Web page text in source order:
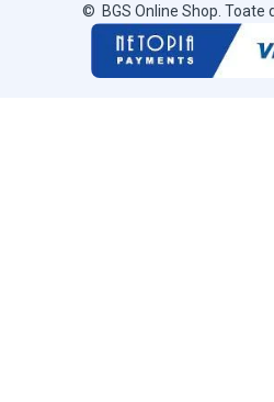
© BGS Online Shop. Toate